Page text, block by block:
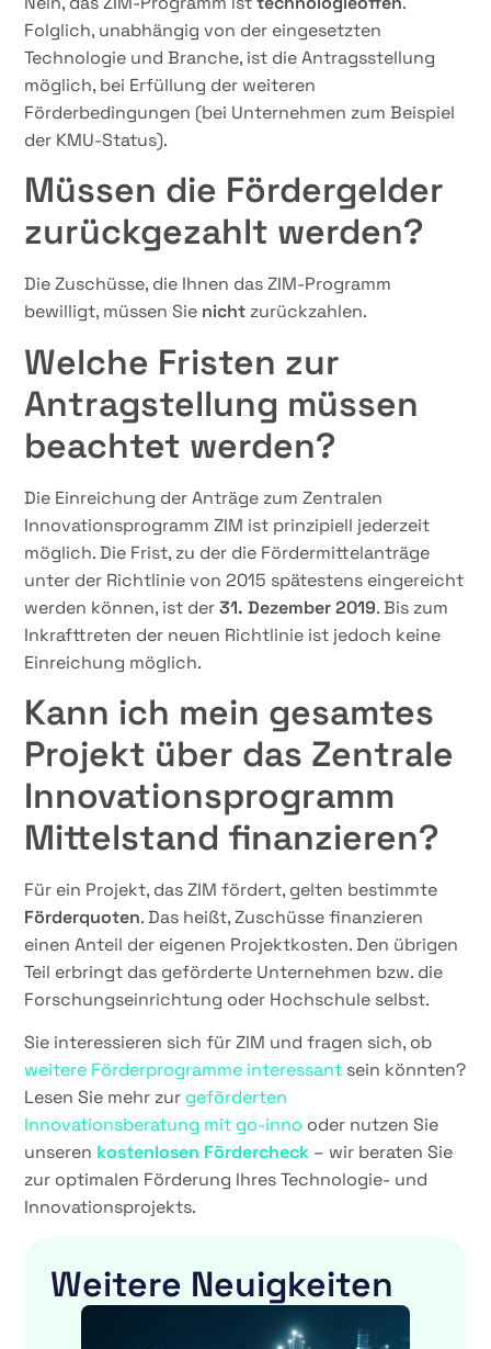
Folglich, unabhängig von der eingesetzten
Technologie und Branche, ist die Antragsstellung
möglich, bei Erfüllung der weiteren
Förderbedingungen (bei Unternehmen zum Beispiel
der KMU-Status).
Müssen die Fördergelder
zurückgezahlt werden?
Die Zuschüsse, die Ihnen das ZIM-Programm
bewilligt, müssen Sie nicht zurückzahlen.
Welche Fristen zur
Antragstellung müssen
beachtet werden?
Die Einreichung der Anträge zum Zentralen
Innovationsprogramm ZIM ist prinzipiell jederzeit
möglich. Die Frist, zu der die Fördermittelanträge
unter der Richtlinie von 2015 spätestens eingereicht
werden können, ist der31. Dezember 2019. Bis zum
Inkrafttreten der neuen Richtlinie ist jedoch keine
Einreichung möglich.
Kann ich mein gesamtes
Projekt über das Zentrale
Innovationsprogramm
Mittelstand finanzieren?
Für ein Projekt, das ZIM fördert, gelten bestimmte
Förderquoten. Das heißt, Zuschüsse finanzieren
einen Anteil der eigenen Projektkosten. Den übrigen
Teil erbringt das geförderte Unternehmen bzw. die
Forschungseinrichtung oder Hochschule selbst.
Sie interessieren sich für ZIM und fragen sich, ob
weitere Förderprogramme interessant sein könnten?
Lesen Sie mehr zur geförderten
Innovationsberatung mit go-inno oder nutzen Sie
unseren kostenlosen Fördercheck – wir beraten Sie
zur optimalen Förderung Ihres Technologie- und
Innovationsprojekts.
Weitere Neuigkeiten